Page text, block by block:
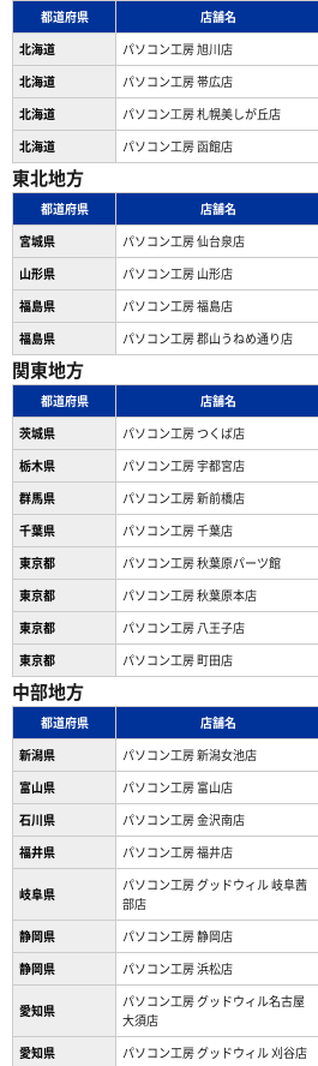
都道府県 店舗名
北海道
パソコン工房 旭川店
北海道
パソコン工房 帯広店
北海道
パソコン⼯房 札幌美しが丘店
北海道
パソコン工房 函館店
東北地方
都道府県 店舗名
宮城県
パソコン工房 仙台泉店
山形県
パソコン工房 山形店
福島県
パソコン工房 福島店
福島県
パソコン工房 郡山うねめ通り店
関東地方
都道府県 店舗名
茨城県
パソコン工房 つくば店
栃木県
パソコン工房 宇都宮店
群馬県
パソコン工房 新前橋店
千葉県
パソコン工房 千葉店
東京都
パソコン工房 秋葉原パーツ館
東京都
パソコン工房 秋葉原本店
東京都
パソコン工房 八王子店
東京都
パソコン工房 町田店
中部地方
都道府県 店舗名
新潟県
パソコン工房 新潟女池店
富山県
パソコン工房 富山店
石川県
パソコン工房 金沢南店
福井県
パソコン工房 福井店
岐阜県
パソコン工房 グッドウィル 岐阜茜
部店
静岡県 パソコン工房 静岡店
静岡県
パソコン工房 浜松店
愛知県
パソコン工房 グッドウィル名古屋
大須店
愛知県 パソコン工房 グッドウィル 刈谷店